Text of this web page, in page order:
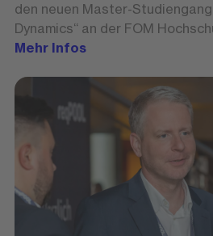
den neuen Master-
Dynamics“ an der FOM
Mehr Infos